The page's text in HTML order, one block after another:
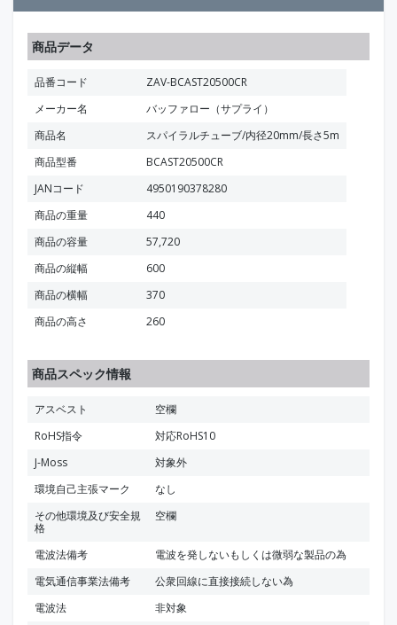
商品データ
品番コード
ZAV-BCAST20500CR
メーカー名
バッファロー（サプライ）
商品名
スパイラルチューブ/内径20mm/長さ5m
商品型番
BCAST20500CR
JANコード
4950190378280
商品の重量
440
商品の容量
57,720
商品の縦幅
600
商品の横幅
370
商品の高さ
260
商品スペック情報
アスベスト
空欄
RoHS指令
対応RoHS10
J-Moss
対象外
環境自己主張マーク
なし
その他環境及び安全規
格
空欄
電波法備考
電波を発しないもしくは微弱な製品の為
電気通信事業法備考
公衆回線に直接接続しない為
電波法
非対象